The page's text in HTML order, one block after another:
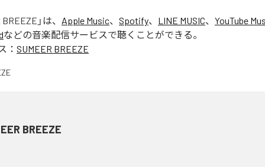
BREEZE 」は、 Apple Music、 Spotify、 LINE MUSIC、 YouTube
などの音楽配信サービスで聴くことができる。
： SUMEER BREEZE
BREEZE